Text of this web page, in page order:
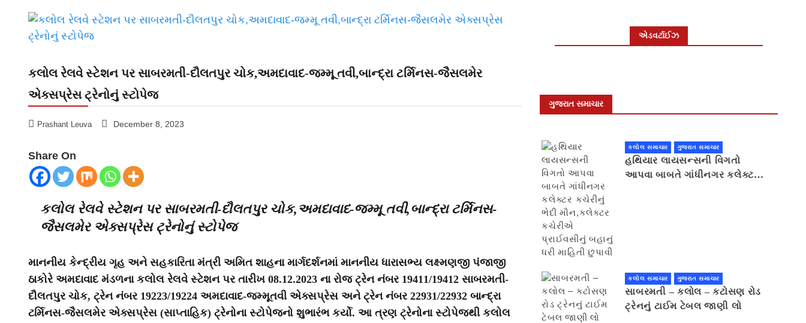
કલોલ રેલવે સ્ટેશન પર સાબરમતી-દૌલતપુર ચોક,અમદાવાદ-જમ્મૂ તવી,બાન્દ્રા ટર્મિનસ-જૈસલમેર
એક્સપ્રેસ ટ્રેનોનું સ્ટોપેજ
Prashant Leuva December 8, 2023
Share On
કલોલ રેલવે સ્ટેશન પર સાબરમતી-દૌલતપુર ચોક,અમદાવાદ-જમ્મૂ તવી,બાન્દ્રા ટર્મિનસ-
જૈસલમેર એક્સપ્રેસ ટ્રેનોનું સ્ટોપેજ
માનનીય કેન્દ્રીય ગૃહ અને સહકારિતા મંત્રી અમિત શાહના માર્ગદર્શનમાં માનનીય ધારાસભ્ય લક્ષ્મણજી પંજાજી
ઠાકોરે અમદાવાદ મંડળના કલોલ રેલવે સ્ટેશન પર તારીખ 08.12.2023 ના રોજ ટ્રેન નંબર 19411/19412 સાબરમતી-
દૌલતપુર ચોક, ટ્રેન નંબર 19223/19224 અમદાવાદ-જમ્મૂતવી એક્સપ્રેસ અને ટ્રેન નંબર 22931/22932 બાન્દ્રા
ટર્મિનસ-જૈસલમેર એક્સપ્રેસ (સાપ્તાહિક) ટ્રેનોના સ્ટોપેજનો શુભારંભ કર્યો. આ ત્રણ ટ્રેનોના સ્ટોપેજથી કલોલ
એડવર્ટાઈઝ
ગુજરાત સમાચાર
કલોલ સમાચાર ગુજરાત સમાચાર
હથિયાર લાયસન્સની વિગતો
આપવા બાબતે ગાંધીનગર કલેક્ટર
કલોલ સમાચાર ગુજરાત સમાચાર
સાબરમતી – કલોલ – કટોસણ રોડ
ટ્રેનનું ટાઈમ ટેબલ જાણી લો